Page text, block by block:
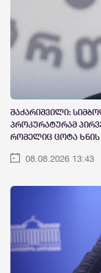
შაქარიშვილი:
პროკურატურამ
რომელიც ცოტა ხნის
მასშტაბის ღალატის
გათავხედებული გია
08.08.2026 13:43